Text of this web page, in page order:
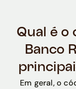
Qual é o
Banco
Em geral, o